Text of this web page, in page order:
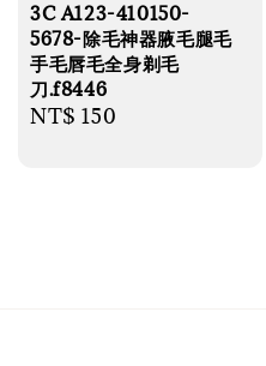
3C A123-410150-
5678-除毛神器腋毛腿毛
手毛唇毛全身剃毛
刀.f8446
Regular
NT$ 150